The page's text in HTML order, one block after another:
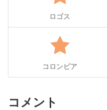
ロゴス
コロンビア
コメント